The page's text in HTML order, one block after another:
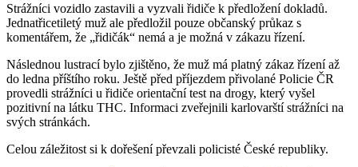
Strážníci vozidlo zastavili a vyzvali řidiče k předložení dokladů.
Jednatřicetiletý muž ale předložil pouze občanský průkaz s
komentářem, že „řidičák“ nemá a je možná v zákazu řízení.
Následnou lustrací bylo zjištěno, že muž má platný zákaz řízení až
do ledna příštího roku. Ještě před příjezdem přivolané Policie ČR
provedli strážníci u řidiče orientační test na drogy, který vyšel
pozitivní na látku THC. Informaci zveřejnili karlovarští strážníci na
svých stránkách.
Celou záležitost si k dořešení převzali policisté České republiky.